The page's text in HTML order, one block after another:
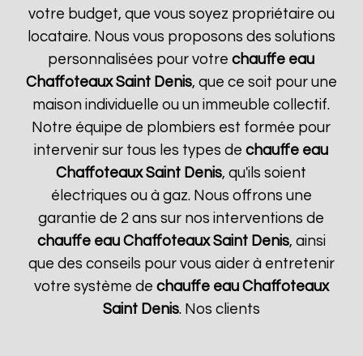
votre budget, que vous soyez propriétaire ou
locataire. Nous vous proposons des solutions
personnalisées pour votrechauffe eau
Chaffoteaux Saint Denis, que ce soit pour une
maison individuelle ou un immeuble collectif.
Notre équipe de plombiers est formée pour
intervenir sur tous les types dechauffe eau
Chaffoteaux Saint Denis, qu'ils soient
électriques ou à gaz. Nous offrons une
garantie de 2 ans sur nos interventions de
chauffe eau Chaffoteaux Saint Denis, ainsi
que des conseils pour vous aider à entretenir
votre système de chauffe eau Chaffoteaux
Saint Denis. Nos clients